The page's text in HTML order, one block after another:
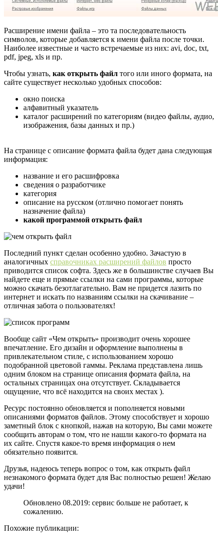
Расширение имени файла – это та последовательность
символов, которые добавляется к имени файла после точки.
Наиболее известные и часто встречаемые из них: avi, doc, txt,
pdf, jpeg, xls и пр.
Чтобы узнать, как открыть файл того или иного формата, на
сайте существует несколько удобных способов:
окно поиска
алфавитный указатель
каталог расширений по категориям (видео файлы, аудио,
изображения, базы данных и пр.)
На странице с описание формата файла будет дана следующая
информация:
название и его расшифровка
сведения о разработчике
категория
описание на русском (отлично помогает понять
назначение файла)
какой программой открыть файл
Последний пункт сделан особенно удобно. Зачастую в
аналогичных справочниках расширений файлов просто
приводится список софта. Здесь же в большинстве случаев Вы
найдете еще и прямые ссылки на сами программы, которые
можно скачать безотлагательно. Вам не придется лазить по
интернет и искать по названиям ссылки на скачивание –
отличная забота о пользователях!
Вообще сайт «Чем открыть» производит очень хорошее
впечатление. Его дизайн и оформление выполнены в
привлекательном стиле, с использованием хорошо
подобранной цветовой гаммы. Реклама представлена лишь
одним блоком на странице описания формата файла, на
остальных страницах она отсутствует. Складывается
ощущение, что всё находится на своих местах ).
Ресурс постоянно обновляется и пополняется новыми
описаниями форматов файлов. Этому способствует и хорошо
заметный блок с кнопкой, нажав на которую, Вы сами можете
сообщить авторам о том, что не нашли какого-то формата на
их сайте. Спустя какое-то время информация о нем
обязательно появится.
Друзья, надеюсь теперь вопрос о том, как открыть файл
незнакомого формата будет для Вас полностью решен! Желаю
удачи!
Обновлено 08.2019: сервис больше не работает, к
сожалению.
Похожие публикации: